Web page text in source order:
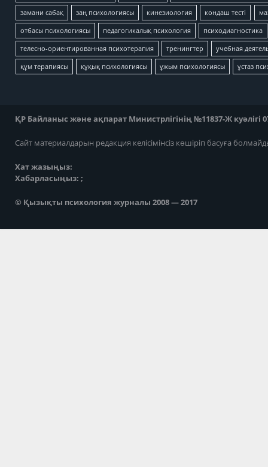
замани сабақ заң психологиясы кинезиология кондаш тесті
отбасы психологиясы педагогикалық психология психодиагностика
телесно-ориентированная психотерапия тренингтер учебная
құм терапиясы құқық психологиясы ұжым психологиясы ұстаз
ҚР Байланыс және ақпарат Министрлігінің №11837-Ж куәлігі
Сайт материалдарын редакция келісімінсіз көшіріп басуға
Хат жазыңыз:
Хабарласыңыз: ;
© Қызықты психология журналы 2008 — 2017